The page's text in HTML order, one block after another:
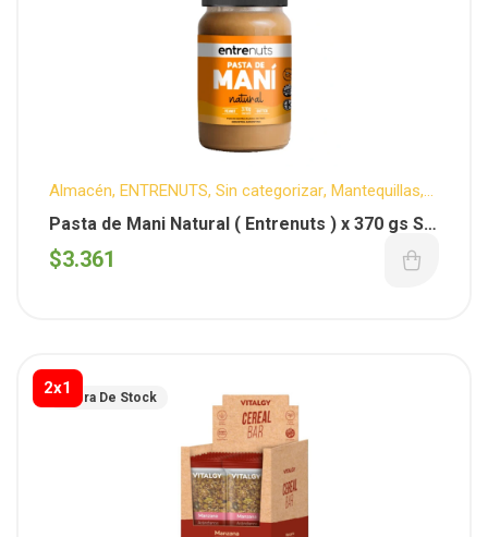
Almacén, ENTRENUTS, Sin categorizar, Mantequillas,
Descuentos Semanales,Sin T.A.C.C.
Pasta de Mani Natural ( Entrenuts ) x 370 gs Sin
gluten
$3.361
2x1Fuera De Stock